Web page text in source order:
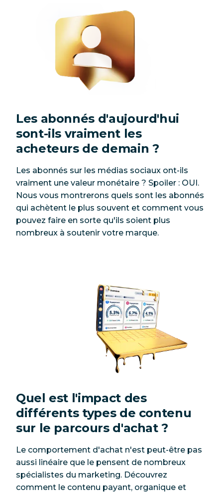
Les abonnés d'aujourd'hui
sont-ils vraiment les
acheteurs de demain ?
Les abonnés sur les médias sociaux ont-ils
vraiment une valeur monétaire ? Spoiler : OUI.
Nous vous montrerons quels sont les abonnés
qui achètent le plus souvent et comment vous
pouvez faire en sorte qu'ils soient plus
nombreux à soutenir votre marque.
Quel est l'impact des
différents types de contenu
sur le parcours d'achat ?
Le comportement d'achat n'est peut-être pas
aussi linéaire que le pensent de nombreux
spécialistes du marketing. Découvrez
comment le contenu payant, organique et